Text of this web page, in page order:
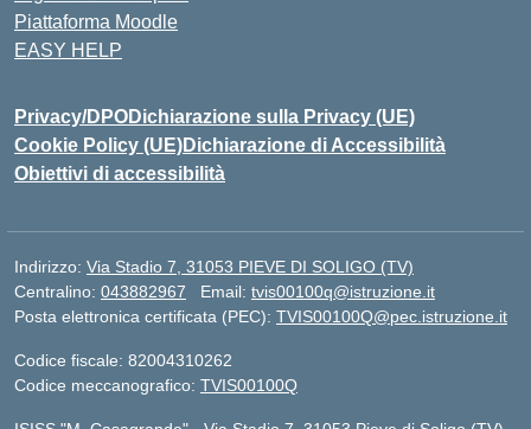
Piattaforma Moodle
EASY HELP
Privacy/DPODichiarazione sulla Privacy (UE)
Cookie Policy (UE)Dichiarazione di Accessibilità
Obiettivi di accessibilità
Indirizzo: Via Stadio 7, 31053 PIEVE DI SOLIGO (TV)
Centralino: 043882967 Email: tvis00100q@istruzione.it
Posta elettronica certificata (PEC): TVIS00100Q@pec.istruzione.it
Codice fiscale: 82004310262
Codice meccanografico: TVIS00100Q